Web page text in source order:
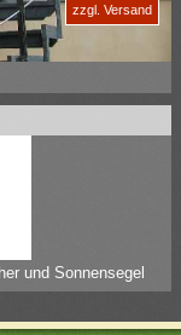
zzgl. Versand
und Sonnensegel